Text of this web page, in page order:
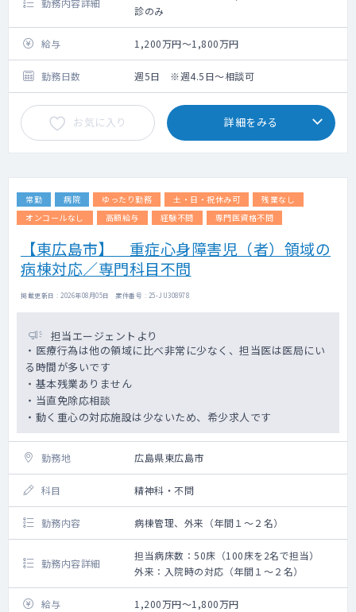
勤務内容詳細
診のみ
給与 1,200万円～1,800万円
勤務日数 週5日 ※週4.5日～相談可
お気に入り 詳細をみる
常勤 病院 ゆったり勤務 土・日・祝休み可
残業なし
オンコールなし
高額給与 経験不問 専門医資格不問
【東広島市】 重症心身障害児（者）領域の
病棟対応／専門科目不問
掲載更新日 : 2026年08月05日 案件番号 : 25-JU308978
担当エージェントより
・医療行為は他の領域に比べ非常に少なく、担当医は医局にい
る時間が多いです
・基本残業ありません
・当直免除応相談
・動く重心の対応施設は少ないため、希少求人です
勤務地 広島県東広島市
科目 精神科・不問
勤務内容 病棟管理、外来（年間１～２名）
勤務内容詳細
担当病床数：50床（100床を2名で担当）
外来：入院時の対応（年間１～２名）
給与 1,200万円～1,800万円